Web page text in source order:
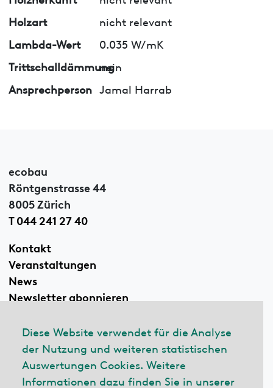
Diese Website verwendet für die Analyse
der Nutzung und weiteren statistischen
Auswertungen Cookies. Weitere
Informationen dazu finden Sie in unserer
Holzart
nicht relevant
Lambda-Wert
0.035 W/mK
Trittschalldämmung
nein
Ansprechperson Jamal Harrab
ecobau
Röntgenstrasse 44
8005 Zürich
T 044 241 27 40
Kontakt
Veranstaltungen
News
Newsletter abonnieren
Linkedin